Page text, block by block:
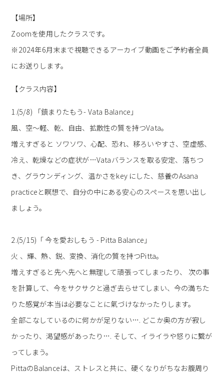
【場所】
Zoomを使用したクラスです。
※2024年6月末まで視聴できるアーカイブ動画をご予約者全員
にお送りします。
【クラス内容】
1.(5/8) 「鎮まりたもう- Vata Balance」
風、空〜軽、乾、自由、拡散性の質を持つVata。
増えすぎると ソワソワ、心配、恐れ、移ろいやすさ、空虚感、
冷え、乾燥などの症状が…Vataバランスを取る安定、落ちつ
き、グラウンディング、温かさをkey にした、慈養のAsana
practiceと瞑想で、自分の中にある安心のスペースを思い出し
ましょう。
2.(5/15)「 今を愛おしもう - Pitta Balance」
火 、輝、熱、鋭、変換、消化の質を持つPitta。
増えすぎると先へ先へと無理して頑張ってしまったり、 次の事
を計算して、今をサクサクと過ぎ去らせてしまい、今の満ちた
りた感覚が本当は必要なことに氣づけなかったりします。
全部こなしているのに何かが足りない…. どこか奥の方が寂し
かったり、渇望感があったり…. そして、イライラや怒りに繋が
ってしまう。
PittaのBalanceは、ストレスと共に、硬くなりがちなお腹周り